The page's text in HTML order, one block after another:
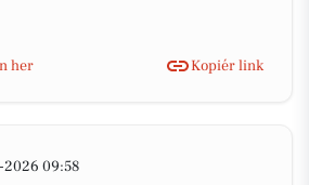
her
Kopiér link
2026 09:58